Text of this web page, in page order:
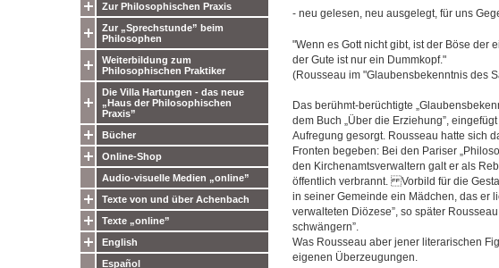
Zur Philosophischen Praxis
Zur „Sprechstunde” beim
Philosophen
Weiterbildung zum
Philosophischen Praktiker
Die Villa Hartungen - das neue
„Haus der Philosophischen
Praxis”
Bücher
Online-Shop
Audio-visuelle Medien „online”
Texte von und über Achenbach
Texte „online”
English
Español
- neu gelesen, neu ausgelegt, für uns
"Wenn es Gott nicht gibt, ist der Böse der
der Gute ist nur ein Dummkopf."
(Rousseau im "Glaubensbekenntnis des
Das berühmt-berüchtigte
dem Buch „Über die Erziehung”,
Aufregung gesorgt. Rousseau hatte sich
Fronten begeben: Bei den Pariser
den Kirchenamtsverwaltern galt er als
öffentlich verbrannt. Vorbild für die
in seiner Gemeinde ein Mädchen, das er
verwalteten Diözese”, so später
schwängern”.
Was Rousseau aber jener literarischen
eigenen Überzeugungen.